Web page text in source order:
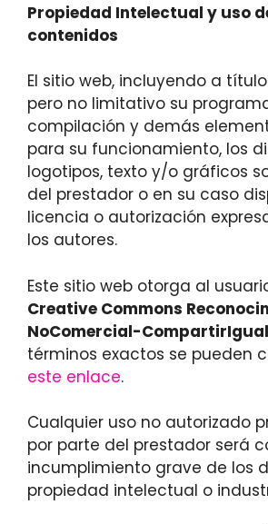
Propiedad Intelectual y uso
contenidos
El sitio web, incluyendo a
pero no limitativo su
compilación y demás
para su funcionamiento, los
logotipos, texto y/o gráficos
del prestador o en su caso
licencia o autorización
los autores.
Este sitio web otorga al
Creative Commons
NoComercial-CompartirIgual
términos exactos se pueden
este enlace.
Cualquier uso no autorizado
por parte del prestador será
incumplimiento grave de los
propiedad intelectual o